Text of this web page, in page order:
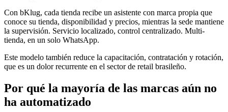
Con bKlug, cada tienda recibe un asistente con marca propia que
conoce su tienda, disponibilidad y precios, mientras la sede mantiene
la supervisión. Servicio localizado, control centralizado. Multi-
tienda, en un solo WhatsApp.
Este modelo también reduce la capacitación, contratación y rotación,
que es un dolor recurrente en el sector de retail brasileño.
Por qué la mayoría de las marcas aún no
ha automatizado